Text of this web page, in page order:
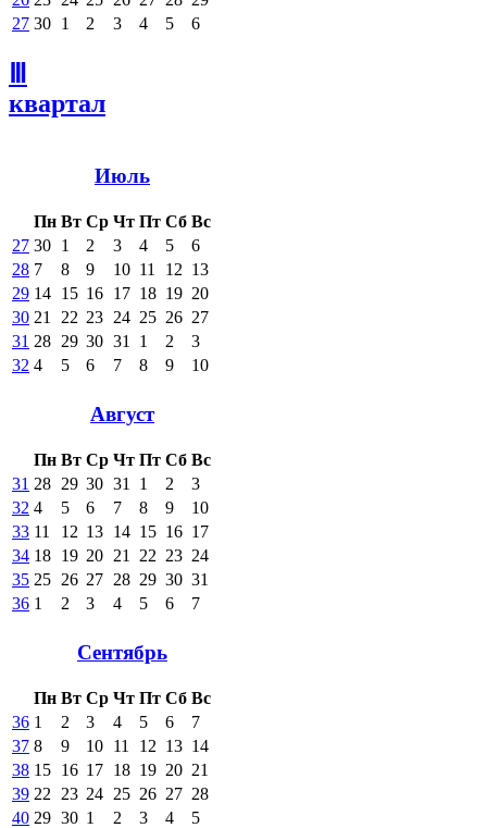
27 30 1 2 3 4 5 6
квартал
Июль
Пн Вт Ср Чт Пт Сб Вс
27 30 1 2 3 4 5
6
28 7 8 9 10 11 12 13
29 14 15 16 17 18 19 20
30 21 22 23 24 25 26 27
31 28 29 30 31 1 2
3
32 4 5 6 7 8 9 10
Август
Пн Вт Ср Чт Пт Сб Вс
31 28 29 30 31 1 2
3
32 4 5 6 7 8 9
10
33 11 12 13 14 15 16 17
34 18 19 20 21 22 23 24
35 25 26 27 28 29 30 31
36 1 2 3 4 5 6 7
Сентябрь
Пн Вт Ср Чт Пт Сб Вс
36 1 2 3 4 5 6
7
37 8 9 10 11 12 13 14
38 15 16 17 18 19 20 21
39 22 23 24 25 26 27 28
40 29 30 1 2 3 4
5